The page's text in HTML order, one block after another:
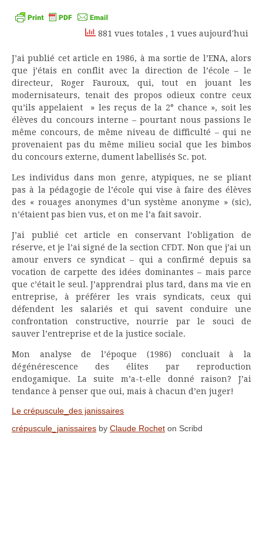
881 vues totales , 1 vues aujourd'hui
J’ai publié cet article en 1986, à ma sortie de l’ENA, alors
que j’étais en conflit avec la direction de l’école – le
directeur, Roger Fauroux, qui, tout en jouant les
modernisateurs, tenait des propos odieux contre ceux
qu’ils appelaient » les reçus de la 2° chance », soit les
élèves du concours interne – pourtant nous passions le
même concours, de même niveau de difficulté – qui ne
provenaient pas du même milieu social que les bimbos
du concours externe, dument labellisés Sc. pot.
Les individus dans mon genre, atypiques, ne se pliant
pas à la pédagogie de l’école qui vise à faire des élèves
des « rouages anonymes d’un système anonyme » (sic),
n’étaient pas bien vus, et on me l’a fait savoir.
J’ai publié cet article en conservant l’obligation de
réserve, et je l’ai signé de la section CFDT. Non que j’ai un
amour envers ce syndicat – qui a confirmé depuis sa
vocation de carpette des idées dominantes – mais parce
que c’était le seul. J’apprendrai plus tard, dans ma vie en
entreprise, à préférer les vrais syndicats, ceux qui
défendent les salariés et qui savent conduire une
confrontation constructive, nourrie par le souci de
sauver l’entreprise et de la justice sociale.
Mon analyse de l’époque (1986) concluait à la
dégénérescence des élites par reproduction
endogamique. La suite m’a-t-elle donné raison? J’ai
tendance à penser que oui, mais à chacun d’en juger!
Le crépuscule_des janissaires
crépuscule_janissaires by Claude Rochet on Scribd